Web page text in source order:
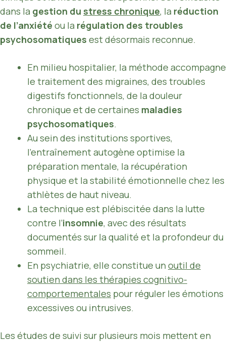
dans la gestion du stress chronique, la réduction
de l’anxiété ou la régulation des troubles
psychosomatiques est désormais reconnue.
En milieu hospitalier, la méthode accompagne
le traitement des migraines, des troubles
digestifs fonctionnels, de la douleur
chronique et de certaines maladies
psychosomatiques.
Au sein des institutions sportives,
l’entraînement autogène optimise la
préparation mentale, la récupération
physique et la stabilité émotionnelle chez les
athlètes de haut niveau.
La technique est plébiscitée dans la lutte
contre l’insomnie, avec des résultats
documentés sur la qualité et la profondeur du
sommeil.
En psychiatrie, elle constitue un outil de
soutien dans les thérapies cognitivo-
comportementales pour réguler les émotions
excessives ou intrusives.
Les études de suivi sur plusieurs mois mettent en